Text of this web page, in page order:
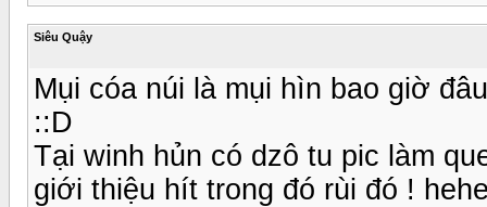
Siêu Quậy
Mụi cóa núi là mụi hìn bao giờ
::D
Tại winh hủn có dzô tu pic làm
giới thiệu hít trong đó rùi đó !